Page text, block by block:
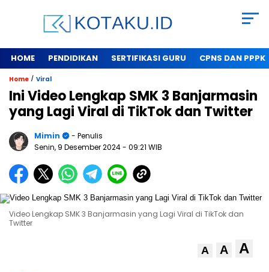
HOME PENDIDIKAN SERTIFIKASI GURU CPNS DAN PPPK
Home / Viral
Ini Video Lengkap SMK 3 Banjarmasin
yang Lagi Viral di TikTok dan Twitter
Mimin
- Penulis
Senin, 9 Desember 2024- 09:21 WIB
Video Lengkap SMK 3 Banjarmasin yang Lagi Viral di TikTok dan
Twitter
A A A